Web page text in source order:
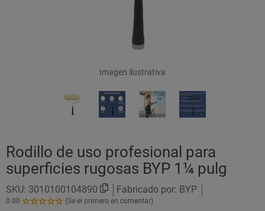
Imagen ilustrativa
Rodillo de uso profesional para
superficies rugosas BYP 1¼ pulg
SKU: 3010100104890 Fabricado por: BYP
0.00
0.00
(Se el primero en comentar)